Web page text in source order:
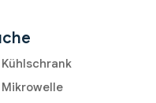
Kühlschrank
Mikrowelle